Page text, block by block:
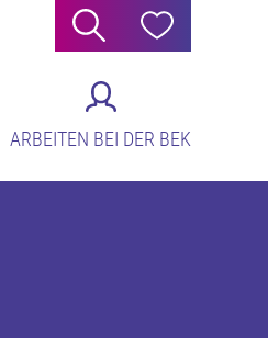
Suche Hilfe
ARBEITEN BEI DER BEK